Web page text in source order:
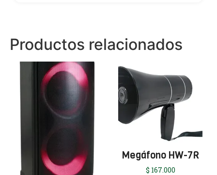
Productos relacionados
Megáfono HW-7R
$ 167.000